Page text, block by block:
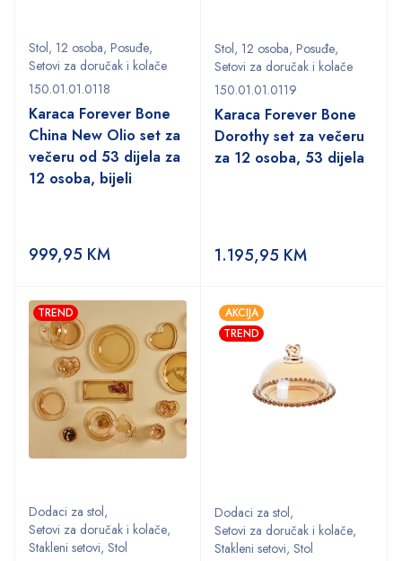
Stol, 12 osoba, Posuđe,
Setovi za doručak i kolače
150.01.01.0118
Karaca Forever Bone
China New Olio set za
večeru od 53 dijela za
12 osoba, bijeli
999,95 KM
Stol, 12 osoba, Posuđe,
Setovi za doručak i kolače
150.01.01.0119
Karaca Forever Bone
Dorothy set za večeru
za 12 osoba, 53 dijela
1.195,95 KM
TREND
Dodaci za stol,
Setovi za doručak i kolače,
Stakleni setovi, Stol
AKCIJA
TREND
Dodaci za stol,
Setovi za doručak i kolače,
Stakleni setovi, Stol